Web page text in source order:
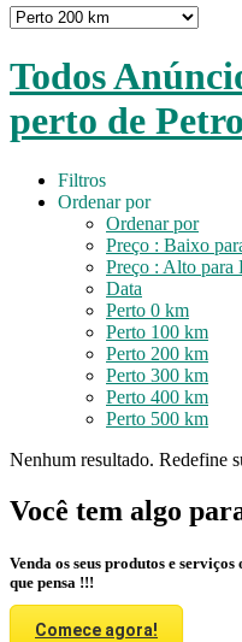
Todos
perto de
Filtros
Ordenar por
Ordenar por
Preço : Baixo
Preço : Alto para
Data
Perto 0 km
Perto 100 km
Perto 200 km
Perto 300 km
Perto 400 km
Perto 500 km
Nenhum resultado. Redefine
Você tem algo
Venda os seus produtos e
que pensa !!!
Comece agora!